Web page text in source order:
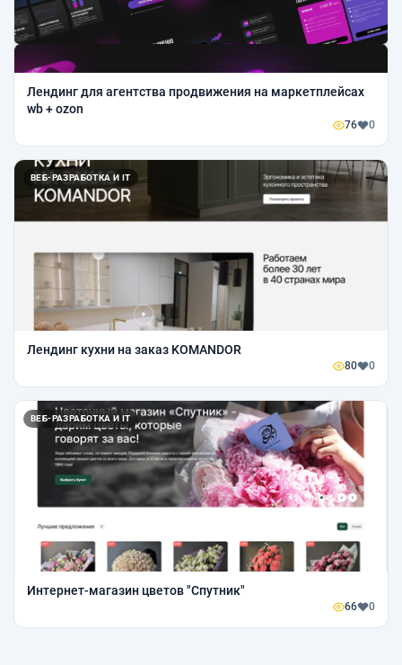
Лендинг для агентства продвижения на маркетплейсах
wb + ozon
76 0
ВЕБ-РАЗРАБОТКА И IT
Лендинг кухни на заказ KOMANDOR
80 0
ВЕБ-РАЗРАБОТКА И IT
Интернет-магазин цветов "Спутник"
66 0